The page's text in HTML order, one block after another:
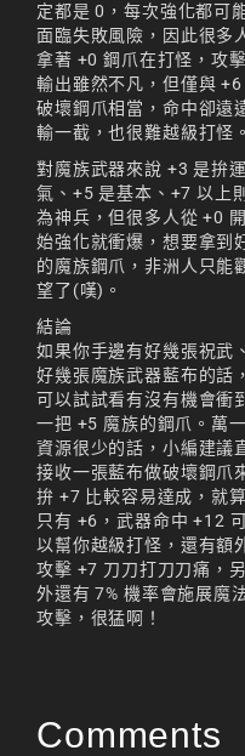
定都是 0，每次強化都可
面臨失敗風險，因此很多
拿著 +0 鋼爪在打怪，攻擊
輸出雖然不凡，但僅與 +6
破壞鋼爪相當，命中卻遠
輸一截，也很難越級打怪。
對魔族武器來說 +3 是拚運
氣、+5 是基本、+7 以上則
為神兵，但很多人從 +0 開
始強化就衝爆，想要拿到
的魔族鋼爪，非洲人只能
望了(嘆)。
結論
如果你手邊有好幾張祝武、
好幾張魔族武器藍布的話，
可以試試看有沒有機會衝到
一把 +5 魔族的鋼爪。萬一
資源很少的話，小編建議
接收一張藍布做破壞鋼爪
拚 +7 比較容易達成，就算
只有 +6，武器命中 +12
以幫你越級打怪，還有額
攻擊 +7 刀刀打刀刀痛，另
外還有 7% 機率會施展魔
攻擊，很猛啊！
Comments